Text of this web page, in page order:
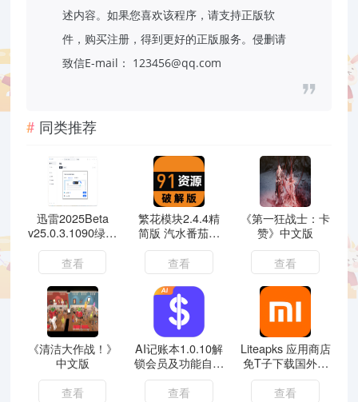
述内容。如果您喜欢该程序，请支持正版软
件，购买注册，得到更好的正版服务。侵删请
致信E-mail： 123456@qq.com
同类推荐
迅雷2025Beta
v25.0.3.1090绿色
精简版
查看
繁花模块2.4.4精
简版 汽水番茄解
锁SVIP跳过广告
查看
《第一狂战士：卡
赞》中文版
查看
《清洁大作战！》
中文版
查看
AI记账本1.0.10解
锁会员及功能自动
记账智能分类
查看
Liteapks 应用商店
免T子下载国外软
件和游戏
查看